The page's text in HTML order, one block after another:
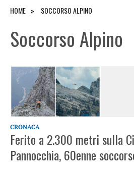
HOME SOCCORSO ALPINO
Soccorso Alpino
CRONACA
Ferito a 2.300 metri sulla
Pannocchia, 60enne